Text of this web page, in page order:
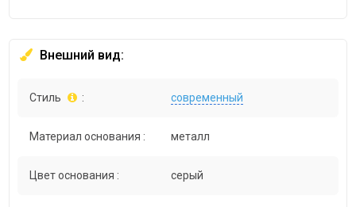
Внешний вид:
Стиль : современный
Материал основания : металл
Цвет основания : серый